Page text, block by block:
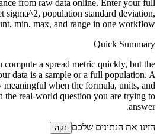
from raw data online. Enter your full
sigma^2, population standard deviation,
min, max, and range in one workflow.
Quick Summary
compute a spread metric quickly, but the
data is a sample or a full population. A
meaningful when the formula, units, and
the real-world question you are trying to
answer.
הזינו את הנתונים שלכם נקה